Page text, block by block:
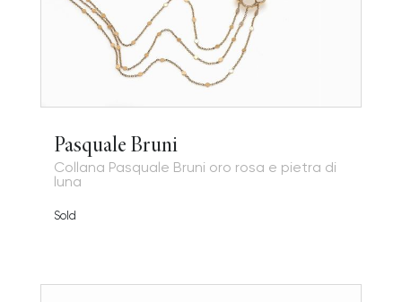
Pasquale Bruni
Collana Pasquale Bruni oro rosa e pietra di
luna
Sold